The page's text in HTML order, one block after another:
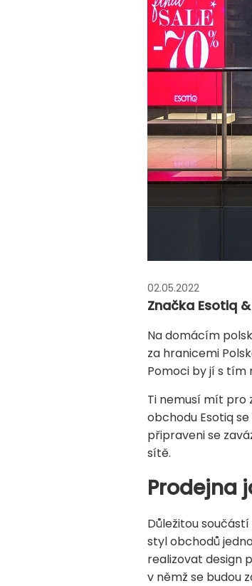
02.05.2022
Značka Esotiq
Na domácím
za hranicemi
Pomoci by jí s
Ti nemusí mít pro
obchodu Esotiq
připraveni se
sítě.
Prodejna
Důležitou
styl obchodů
realizovat design
v němž se budou